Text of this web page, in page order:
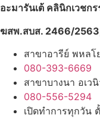
อะมารันเต้ คลินิกเวชกร
ฆสพ.สบส. 2466/
สาขาอารีย์ พหล
080-393-6669
สาขาบางนา อเว
080-556-5294
เปิดทำการทุกวัน